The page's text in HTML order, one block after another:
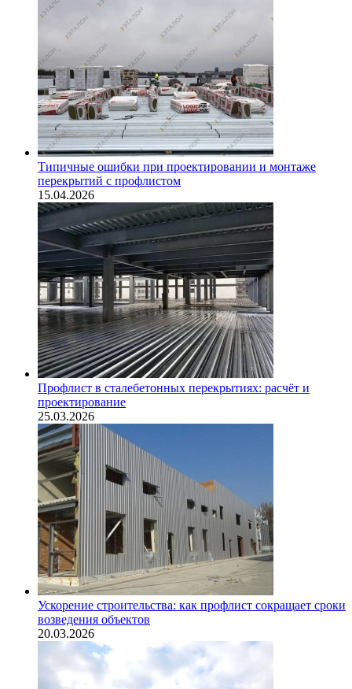
Типичные ошибки при проектировании и монтаже
перекрытий с профлистом
15.04.2026
Профлист в сталебетонных перекрытиях: расчёт и
проектирование
25.03.2026
Ускорение строительства: как профлист сокращает сроки
возведения объектов
20.03.2026